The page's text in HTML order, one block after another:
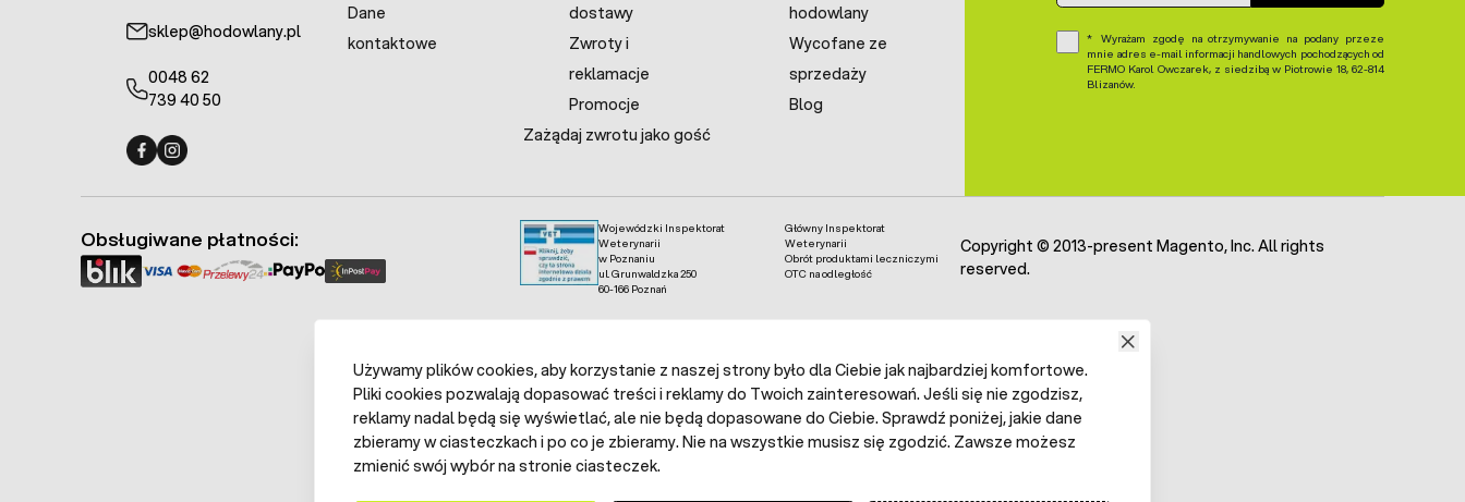
sklep@hodowlany.pl
0048 62
739 40 50
Dane
kontaktowe
dostawy
Zwroty i
reklamacje
Promocje
Zażądaj zwrotu jako gość
hodowlany
Wycofane ze
sprzedaży
Blog
Wyrażam zgodę na otrzymywanie na podany przeze
mnie adres e-mail informacji handlowych pochodzących od
FERMO Karol Owczarek, z siedzibą w Piotrowie 18, 62-814
Blizanów.
Wojewódzki Inspektorat
Weterynarii
w Poznaniu
ul. Grunwaldzka 250
60-166 Poznań
Główny Inspektorat
Weterynarii
Obrót produktami leczniczymi
OTC na odległość
Obsługiwane płatności:
Copyright © 2013-present Magento, Inc. All rights
reserved.
Używamy plików cookies, aby korzystanie z naszej strony było dla Ciebie jak najbardziej komfortowe.
Pliki cookies pozwalają dopasować treści i reklamy do Twoich zainteresowań. Jeśli się nie zgodzisz,
reklamy nadal będą się wyświetlać, ale nie będą dopasowane do Ciebie. Sprawdź poniżej, jakie dane
zbieramy w ciasteczkach i po co je zbieramy. Nie na wszystkie musisz się zgodzić. Zawsze możesz
zmienić swój wybór na stronie ciasteczek.